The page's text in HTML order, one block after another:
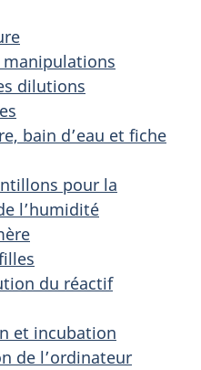
manipulations
dilutions
bain d’eau et fiche
pour la
l’humidité
du réactif
et incubation
de l’ordinateur